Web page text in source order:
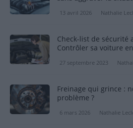
13 avril 2026 Nathalie
Check-list de sécurité
Contrôler sa voiture
27 septembre 2023
Freinage qui grince :
problème ?
6 mars 2026 Nathalie